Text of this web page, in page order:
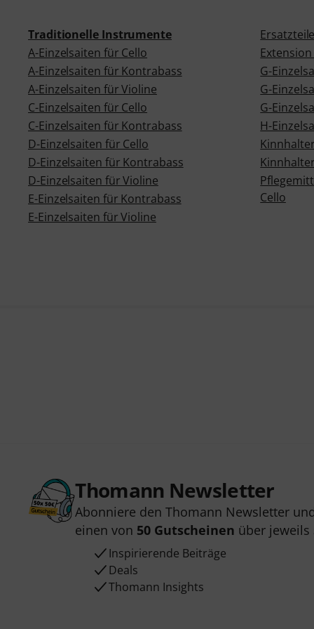
Traditionelle Instrumente
A-Einzelsaiten für Cello
A-Einzelsaiten für Kontrabass
A-Einzelsaiten für Violine
C-Einzelsaiten für Cello
C-Einzelsaiten für Kontrabass
D-Einzelsaiten für Cello
D-Einzelsaiten für Kontrabass
D-Einzelsaiten für Violine
E-Einzelsaiten für Kontrabass
E-Einzelsaiten für Violine
G-
G-
G-
H-
Cello
Thomann Newsletter
Abonniere den Thomann Newsletter
einen von 50 Gutscheinen über jeweils
Inspirierende Beiträge
Deals
Thomann Insights